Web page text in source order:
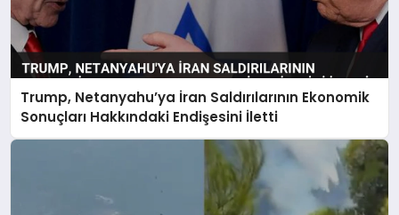
Trump, Netanyahu’ya İran Saldırılarının Ekonomik
Sonuçları Hakkındaki Endişesini İletti